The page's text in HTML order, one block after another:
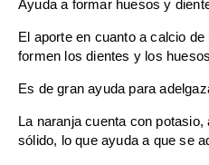
Ayuda a formar huesos y
El aporte en cuanto a calcio
formen los dientes y los
Es de gran ayuda para
La naranja cuenta con
sólido, lo que ayuda a que se